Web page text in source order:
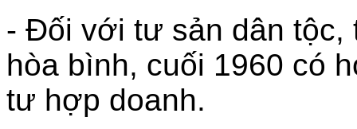
- Đối với tư sản dân tộc,
hòa bình, cuối 1960 có
tư hợp doanh.